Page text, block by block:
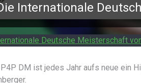
Internationale
DM ist jedes Jahr aufs neue ein